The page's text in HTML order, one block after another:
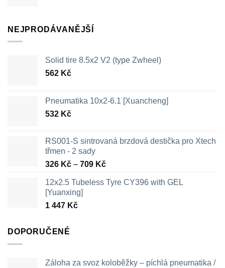
NEJPRODÁVANĚJŠÍ
Solid tire 8.5x2 V2 (type Zwheel)
562 Kč
Pneumatika 10x2-6.1 [Xuancheng]
532 Kč
RS001-S sintrovaná brzdová destička pro Xtech
třmen - 2 sady
326 Kč – 709 KčRozpětí
326 Kč
12x2.5 Tubeless Tyre CY396 with GEL
[Yuanxing]
1 447 Kč
DOPORUČENÉ
Záloha za svoz koloběžky – píchlá pneumatika /